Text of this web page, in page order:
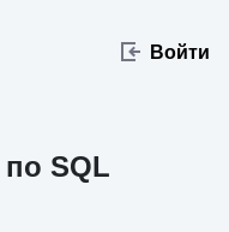
Войти
SQL